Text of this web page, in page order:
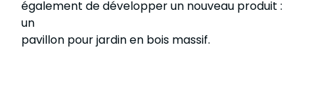
également de développer un nouveau produit :
un
pavillon pour jardin en bois massif.